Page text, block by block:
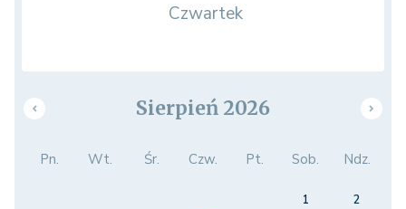
Czwartek
Sierpień 2026
Pn. Wt. Śr. Czw. Pt. Sob. Ndz.
1
2